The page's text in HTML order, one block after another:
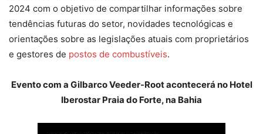
2024 com o objetivo de compartilhar informações sobre
tendências futuras do setor, novidades tecnológicas e
orientações sobre as legislações atuais com proprietários
e gestores de postos de combustíveis.
Evento com a Gilbarco Veeder-Root acontecerá no Hotel
Iberostar Praia do Forte, na Bahia